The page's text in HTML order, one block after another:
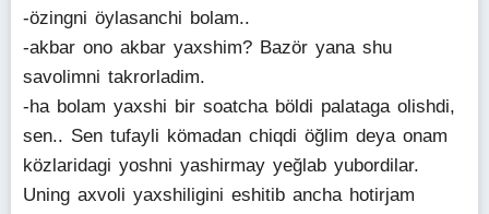
-özingni öylasanchi bolam..
-akbar ono akbar yaxshim? Bazör yana shu
savolimni takrorladim.
-ha bolam yaxshi bir soatcha böldi palataga olishdi,
sen.. Sen tufayli kömadan chiqdi öğlim deya onam
közlaridagi yoshni yashirmay yeğlab yubordilar.
Uning axvoli yaxshiligini eshitib ancha hotirjam